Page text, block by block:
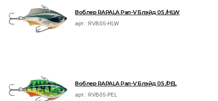
Воблер RAPALA Рап-V Блэйд 05 /HLW
арт.: RVB05-HLW
Воблер RAPALA Рап-V Блэйд 05 /PEL
арт.: RVB05-PEL